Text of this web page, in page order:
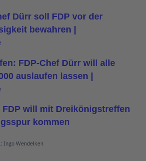
Dürr soll FDP vor der
bewahren |
FDP-Chef Dürr will alle
auslaufen lassen |
will mit Dreikönigstreffen
kommen
Ingo Wendelken